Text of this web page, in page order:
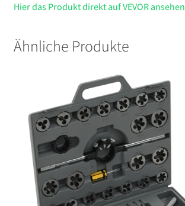
Hier das Produkt direkt auf VEVOR ansehen
Ähnliche Produkte